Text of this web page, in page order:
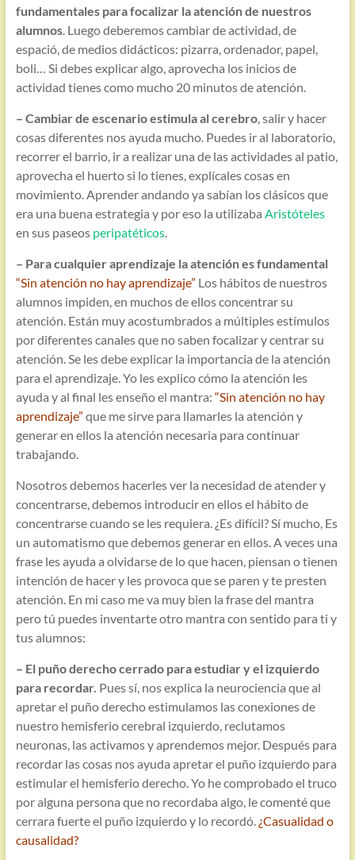
fundamentales para focalizar la atención de nuestros
alumnos. Luego deberemos cambiar de actividad, de
espació, de medios didácticos: pizarra, ordenador, papel,
boli… Si debes explicar algo, aprovecha los inicios de
actividad tienes como mucho 20 minutos de atención.
– Cambiar de escenario estimula al cerebro, salir y hacer
cosas diferentes nos ayuda mucho. Puedes ir al laboratorio,
recorrer el barrio, ir a realizar una de las actividades al patio,
aprovecha el huerto si lo tienes, explícales cosas en
movimiento. Aprender andando ya sabían los clásicos que
era una buena estrategia y por eso la utilizaba Aristóteles
en sus paseos peripatéticos.
– Para cualquier aprendizaje la atención es fundamental
“Sin atención no hay aprendizaje” Los hábitos de nuestros
alumnos impiden, en muchos de ellos concentrar su
atención. Están muy acostumbrados a múltiples estímulos
por diferentes canales que no saben focalizar y centrar su
atención. Se les debe explicar la importancia de la atención
para el aprendizaje. Yo les explico cómo la atención les
ayuda y al final les enseño el mantra: “Sin atención no hay
aprendizaje” que me sirve para llamarles la atención y
generar en ellos la atención necesaria para continuar
trabajando.
Nosotros debemos hacerles ver la necesidad de atender y
concentrarse, debemos introducir en ellos el hábito de
concentrarse cuando se les requiera. ¿Es difícil? Sí mucho, Es
un automatismo que debemos generar en ellos. A veces una
frase les ayuda a olvidarse de lo que hacen, piensan o tienen
intención de hacer y les provoca que se paren y te presten
atención. En mi caso me va muy bien la frase del mantra
pero tú puedes inventarte otro mantra con sentido para ti y
tus alumnos:
– El puño derecho cerrado para estudiar y el izquierdo
para recordar. Pues sí, nos explica la neurociencia que al
apretar el puño derecho estimulamos las conexiones de
nuestro hemisferio cerebral izquierdo, reclutamos
neuronas, las activamos y aprendemos mejor. Después para
recordar las cosas nos ayuda apretar el puño izquierdo para
estimular el hemisferio derecho. Yo he comprobado el truco
por alguna persona que no recordaba algo, le comenté que
cerrara fuerte el puño izquierdo y lo recordó. ¿Casualidad o
causalidad?